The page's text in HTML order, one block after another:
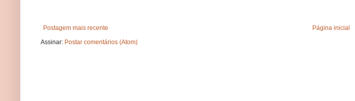
Postagem mais recente
Página inicial
Assinar: Postar comentários (Atom)